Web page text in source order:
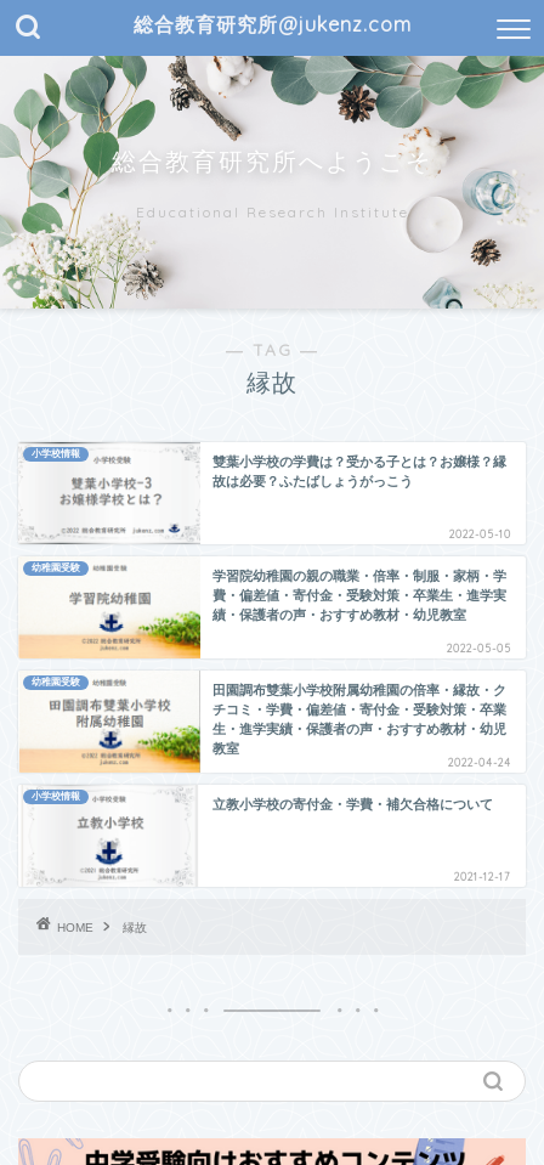
総合教育研究所@jukenz.com
総合教育研究所へようこそ
Educational Research Institute
― TAG ―
縁故
小学校情報
雙葉小学校の学費は？受かる子とは？お嬢様？縁
故は必要？ふたばしょうがっこう
2022-05-10
幼稚園受験
学習院幼稚園の親の職業・倍率・制服・家柄・学
費・偏差値・寄付金・受験対策・卒業生・進学実
績・保護者の声・おすすめ教材・幼児教室
2022-05-05
幼稚園受験
田園調布雙葉小学校附属幼稚園の倍率・縁故・ク
チコミ・学費・偏差値・寄付金・受験対策・卒業
生・進学実績・保護者の声・おすすめ教材・幼児
教室
2022-04-24
小学校情報
立教小学校の寄付金・学費・補欠合格について
2021-12-17
HOME 縁故